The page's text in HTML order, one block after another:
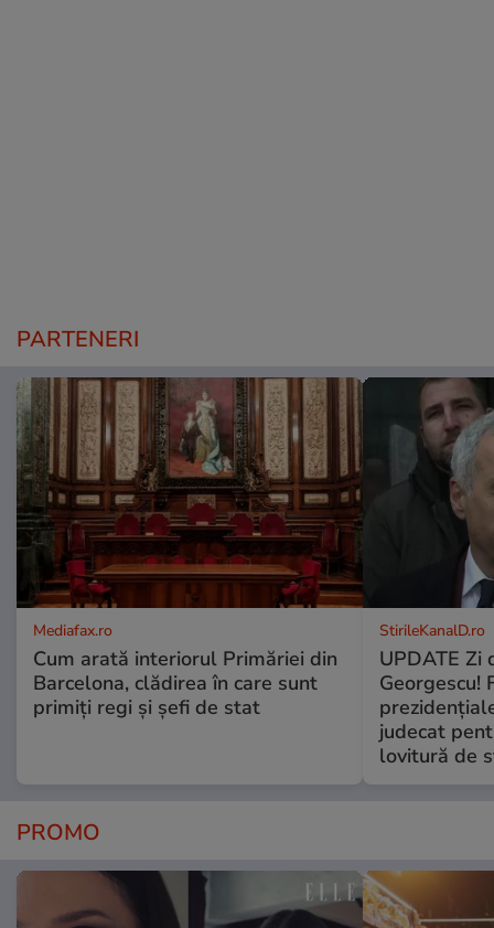
PARTENERI
Mediafax.ro
Cum arată interiorul Primăriei din
Barcelona, clădirea în care sunt
primiți regi și șefi de stat
StirileKanalD.ro
UPDATE Zi
Georgescu!
judecat
lovitură de
PROMO